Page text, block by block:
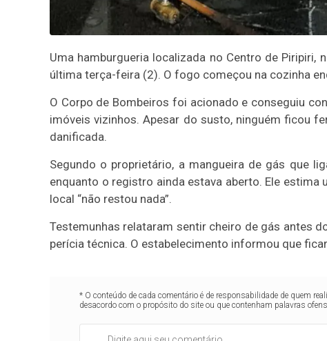
Uma hamburgueria localizada no Centro de
última terça-feira (2). O fogo começou na cozinha
O Corpo de Bombeiros foi acionado e conseguiu
imóveis vizinhos. Apesar do susto, ninguém ficou
danificada.
Segundo o proprietário, a mangueira de gás que
enquanto o registro ainda estava aberto. Ele
local “não restou nada”.
Testemunhas relataram sentir cheiro de gás antes
perícia técnica. O estabelecimento informou que
* O conteúdo de cada comentário é de responsabilidade de quem
desacordo com o propósito do site ou que contenham palavras